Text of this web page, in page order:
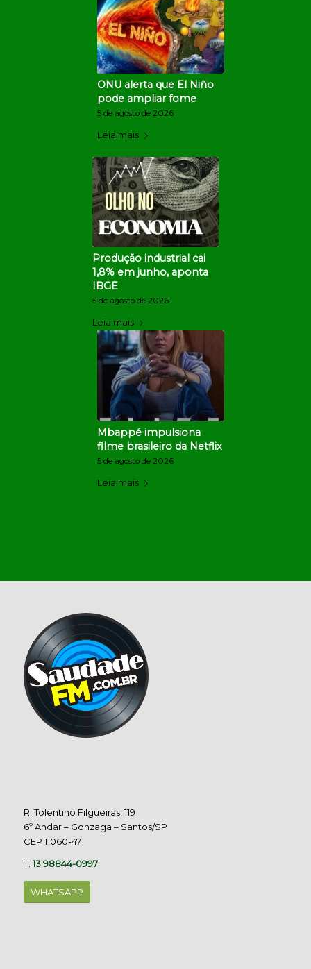
ONU alerta que El Niño
pode ampliar fome
5 de agosto de 2026
Leia mais
Produção industrial cai
1,8% em junho, aponta
IBGE
5 de agosto de 2026
Leia mais
Mbappé impulsiona
filme brasileiro da Netflix
5 de agosto de 2026
Leia mais
R. Tolentino Filgueiras, 119
6º Andar – Gonzaga – Santos/SP
CEP 11060-471
T.13 98844-0997
WHATSAPP